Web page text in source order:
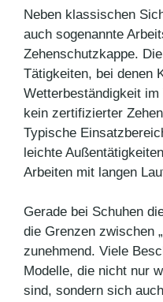
Neben klassischen
auch sogenannte
Zehenschutzkappe.
Tätigkeiten, bei denen
Wetterbeständigkeit
kein zertifizierter
Typische
leichte
Arbeiten mit langen
Gerade bei Schuhen
die Grenzen zwischen
zunehmend. Viele
Modelle, die nicht nur
sind, sondern sich